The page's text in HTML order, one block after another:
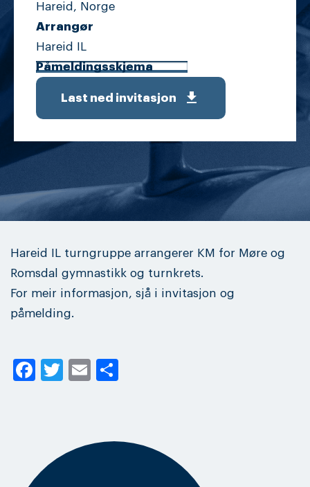
Hareid, Norge
Arrangør
Hareid IL
Påmeldingsskjema
Last ned invitasjon get_app
Hareid IL turngruppe arrangerer KM for Møre og
Romsdal gymnastikk og turnkrets.
For meir informasjon, sjå i invitasjon og
påmelding.
Facebook
Twitter
Email